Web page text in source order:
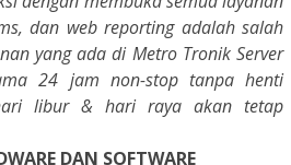
dan web reporting adalah salah
yang ada di Metro Tronik Server
24 jam non-stop tanpa henti
libur & hari raya akan tetap
DAN SOFTWARE